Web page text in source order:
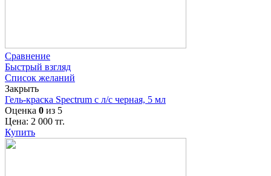
Сравнение
Быстрый взгляд
Список желаний
Закрыть
Гель-краска Spectrum с л/с черная, 5 мл
Оценка 0 из 5
Цена: 2 000 тг.
Купить